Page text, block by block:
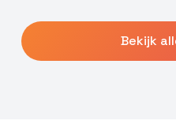
slecht geïsoleerde
systeembeter passen.
Bekijk